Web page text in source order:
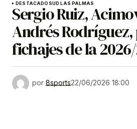
DESTACADOSUD LAS PALMAS
Sergio Ruiz,
Andrés
fichajes de la
por 8sports22/06/2026 18:00